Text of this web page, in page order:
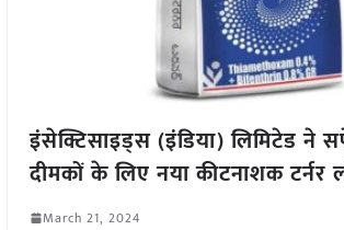
इंसेक्टिसाइड्स (इंडिया) लिमिटेड ने
दीमकों के लिए नया कीटनाशक टर्नर
March 21, 2024